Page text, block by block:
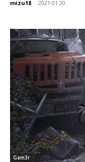
mizu18 - 2021.01.20.
Gam3r